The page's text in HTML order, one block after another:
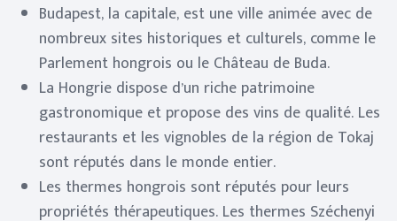
Budapest, la capitale, est une ville animée avec de
nombreux sites historiques et culturels, comme le
Parlement hongrois ou le Château de Buda.
La Hongrie dispose d’un riche patrimoine
gastronomique et propose des vins de qualité. Les
restaurants et les vignobles de la région de Tokaj
sont réputés dans le monde entier.
Les thermes hongrois sont réputés pour leurs
propriétés thérapeutiques. Les thermes Széchenyi